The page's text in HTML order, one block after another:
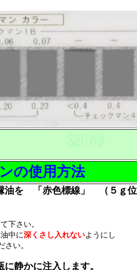
の使用方法
油を 「赤色標線」 （５ｇ
下さい。
中に深くさし入れないようにし
い。
静かに注入します。